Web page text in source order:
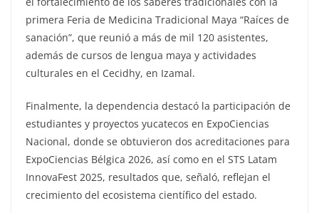
primera Feria de Medicina Tradicional Maya “Raíces de
sanación”, que reunió a más de mil 120 asistentes,
además de cursos de lengua maya y actividades
culturales en el Cecidhy, en Izamal.
Finalmente, la dependencia destacó la participación de
estudiantes y proyectos yucatecos en ExpoCiencias
Nacional, donde se obtuvieron dos acreditaciones para
ExpoCiencias Bélgica 2026, así como en el STS Latam
InnovaFest 2025, resultados que, señaló, reflejan el
crecimiento del ecosistema científico del estado.